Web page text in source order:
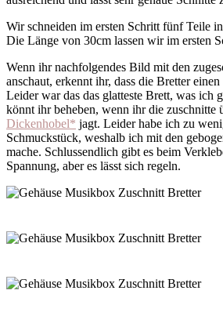
Wir schneiden im ersten Schritt fünf Teile
Die Länge von 30cm lassen wir im ersten
Wenn ihr nachfolgendes Bild mit den
anschaut, erkennt ihr, dass die Bretter
Leider war das das glatteste Brett, was ich
könnt ihr beheben, wenn ihr die zuschnitte
Dickenhobel* jagt. Leider habe ich zu
Schmuckstück, weshalb ich mit den
mache. Schlussendlich gibt es beim
Spannung, aber es lässt sich regeln.